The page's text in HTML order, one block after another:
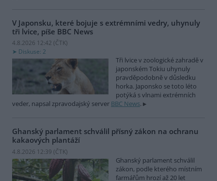
V Japonsku, které bojuje s extrémními vedry, uhynuly
tři lvice, píše BBC News
4.8.2026 12:42 (ČTK)
Diskuse: 2
Tři lvice v zoologické zahradě v
japonském Tokiu uhynuly
pravděpodobně v důsledku
horka. Japonsko se toto léto
potýká s vlnami extrémních
veder, napsal zpravodajský server BBC News.
Ghanský parlament schválil přísný zákon na ochranu
kakaových plantáží
4.8.2026 12:39 (ČTK)
Ghanský parlament schválil
zákon, podle kterého místním
farmářům hrozí až 20 let